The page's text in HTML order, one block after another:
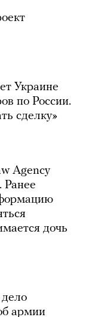
Украине
по России.
сделку»
Agency
Ранее
дочь
армии